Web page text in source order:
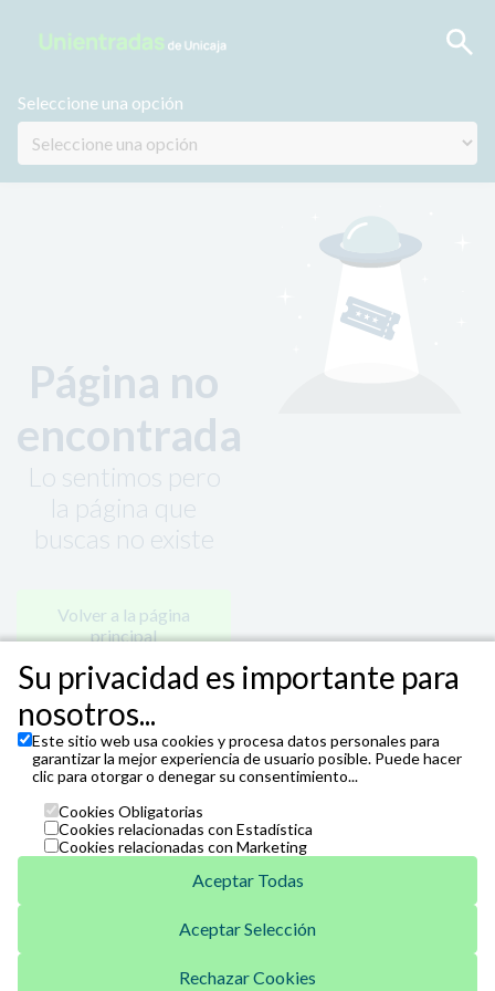
Seleccione una opción
Página no
encontrada
Lo sentimos pero
la página que
buscas no existe
Volver a la página
principal
Venta Telefónica
Su privacidad es importante para
nosotros...
Este sitio web usa cookies y procesa datos personales para
garantizar la mejor experiencia de usuario posible. Puede hacer
clic para otorgar o denegar su consentimiento...
Cookies Obligatorias
Cookies relacionadas con Estadística
Cookies relacionadas con Marketing
Aceptar Todas
Aceptar Selección
Rechazar Cookies